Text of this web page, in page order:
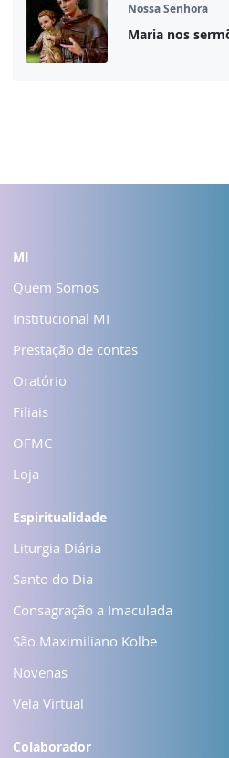
Nossa Senhora
Maria nos
MI
Quem Somos
Institucional MI
Prestação de contas
Oratório
Filiais
OFMC
Loja
Espiritualidade
Liturgia Diária
Santo do Dia
Consagração a Imaculada
São Maximiliano Kolbe
Novenas
Vela Virtual
Colaborador